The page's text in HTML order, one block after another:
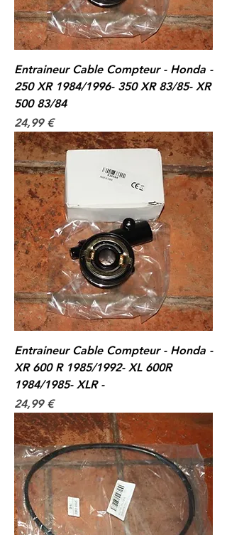
Entraineur Cable Compteur - Honda -
250 XR 1984/1996- 350 XR 83/85- XR
500 83/84
Prix
24,99 €
Entraineur Cable Compteur - Honda -
XR 600 R 1985/1992- XL 600R
1984/1985- XLR -
Prix
24,99 €